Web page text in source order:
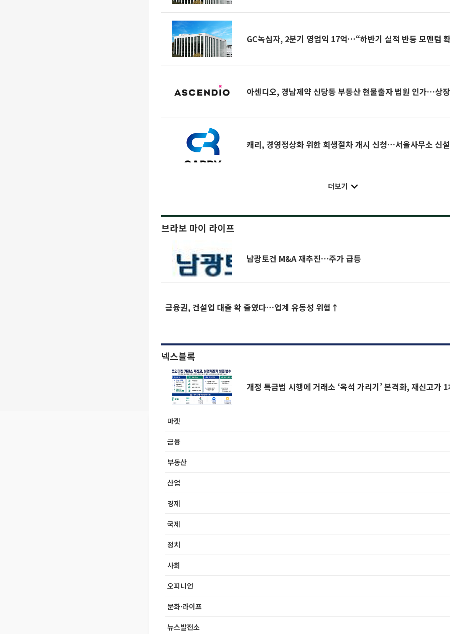
GC녹십자, 2분기 영업익 17억…“하반기 실적 반등 모멘텀
아센디오, 경남제약 신당동 부동산 현물출자 법원 인가…상
캐리, 경영정상화 위한 회생절차 개시 신청…서울사무소 신설
더보기
브라보 마이 라이프
남광토건 M&A 재추진…주가 급등
금융권, 건설업 대출 확 줄였다…업계 유동성 위험↑
넥스블록
개정 특금법 시행에 거래소 ‘옥석 가리기’ 본격화, 재신고가
마켓
금융
부동산
산업
경제
국제
정치
사회
오피니언
문화·라이프
뉴스발전소